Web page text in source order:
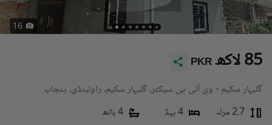
16
PKR 85 لاکھ
گلبہار سکیم - وی آئی پی سیکٹر، گلبہار سکیم، راولپنڈی، پنجاب
2.7 مرلہ
4 بیڈ 4 باتھ